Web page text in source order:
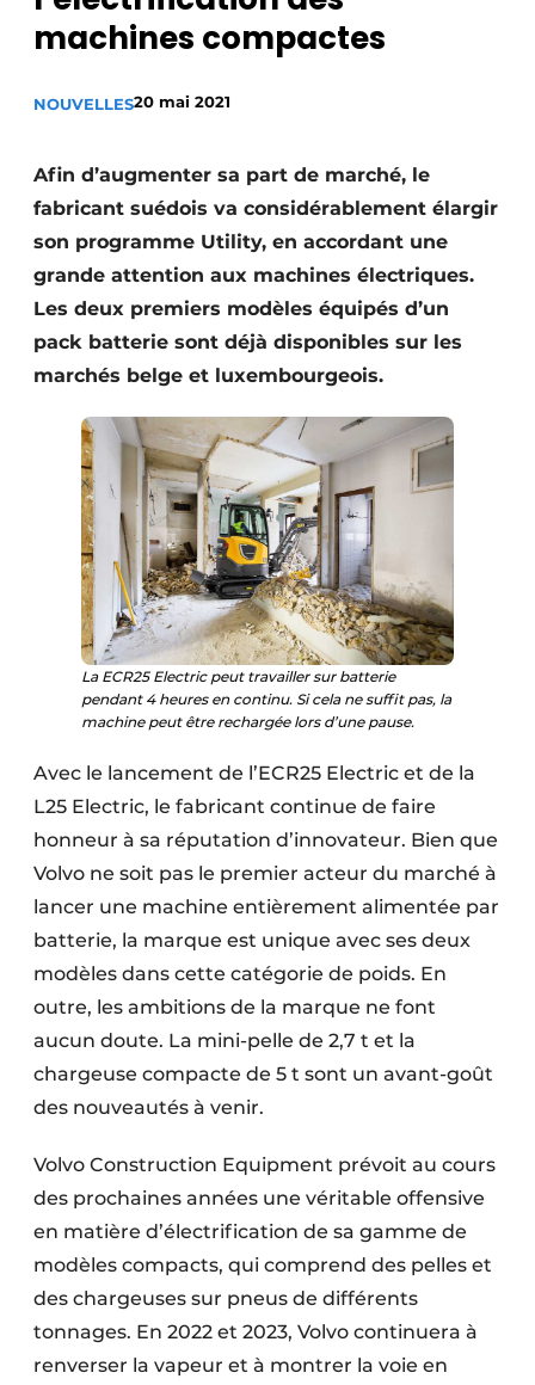
Termes et conditions
Construction bois
Contrôle d’accès
Éclairage
Fondations
Géotextiles
Infrastructures souterraines et égouttage
Protection solaire
Rénovation
Sécurité incendie
Software
Techniques ferroviaires
Travaux ferroviaires
machines compactes
NOUVELLES20 mai 2021
Afin d’augmenter sa part de marché, le
fabricant suédois va considérablement élargir
son programme Utility, en accordant une
grande attention aux machines électriques.
Les deux premiers modèles équipés d’un
pack batterie sont déjà disponibles sur les
marchés belge et luxembourgeois.
La ECR25 Electric peut travailler sur batterie
pendant 4 heures en continu. Si cela ne suffit pas, la
machine peut être rechargée lors d’une pause.
Avec le lancement de l’ECR25 Electric et de la
L25 Electric, le fabricant continue de faire
honneur à sa réputation d’innovateur. Bien que
Volvo ne soit pas le premier acteur du marché à
lancer une machine entièrement alimentée par
batterie, la marque est unique avec ses deux
modèles dans cette catégorie de poids. En
outre, les ambitions de la marque ne font
aucun doute. La mini-pelle de 2,7 t et la
chargeuse compacte de 5 t sont un avant-goût
des nouveautés à venir.
Volvo Construction Equipment prévoit au cours
des prochaines années une véritable offensive
en matière d’électrification de sa gamme de
modèles compacts, qui comprend des pelles et
des chargeuses sur pneus de différents
tonnages. En 2022 et 2023, Volvo continuera à
renverser la vapeur et à montrer la voie en